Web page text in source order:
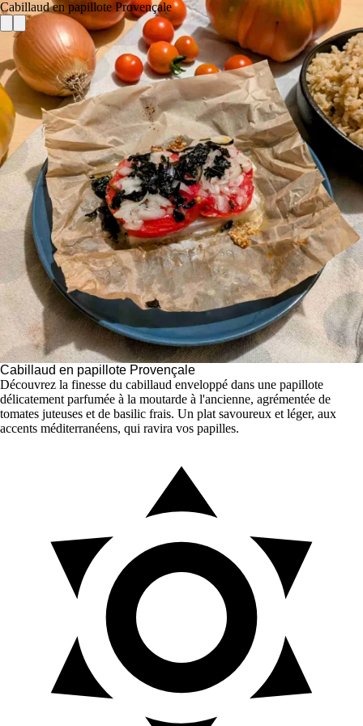
Cabillaud en papillote Provençale
Cabillaud en papillote Provençale
Découvrez la finesse du cabillaud enveloppé dans une papillote
délicatement parfumée à la moutarde à l'ancienne, agrémentée de
tomates juteuses et de basilic frais. Un plat savoureux et léger, aux
accents méditerranéens, qui ravira vos papilles.